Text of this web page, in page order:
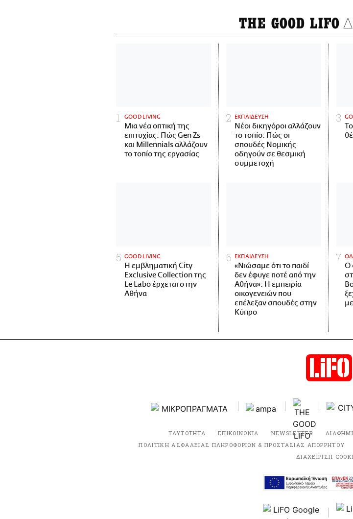
THE GOOD LIFO
GOOD LIVING
Μια νέα οπτική της
επιτυχίας: Πώς Gen Zs
και Millennials αλλάζουν
το τοπίο της εργασίας
ΕΚΠΑΙΔΕΥΣΗ
Νέοι δικηγόροι αλλάζουν
το τοπίο: Πώς οι
σπουδές Νομικής
οδηγούν σε θεσμική
συμμετοχή
GOOD LIVING
Η εμβληματική City
Exclusive Collection της
Le Labo έρχεται στην
Αθήνα
ΕΚΠΑΙΔΕΥΣΗ
«Νιώσαμε ότι το παιδί
δεν έφυγε ποτέ από την
Αθήνα»: Η εμπειρία
οικογενειών που
επέλεξαν σπουδές στην
Κύπρο
Ο
ΤΑΥΤΟΤΗΤΑ ΕΠΙΚΟΙΝΩΝΙΑ NEWSLETTER
ΠΟΛΙΤΙΚΗ ΑΣΦΑΛΕΙΑΣ ΠΛΗΡΟΦΟΡΙΩΝ & ΠΡΟΣΤΑΣΙΑΣ ΑΠΟΡΡΗΤΟΥ
ΔΙΑΧΕΙΡΙΣΗ